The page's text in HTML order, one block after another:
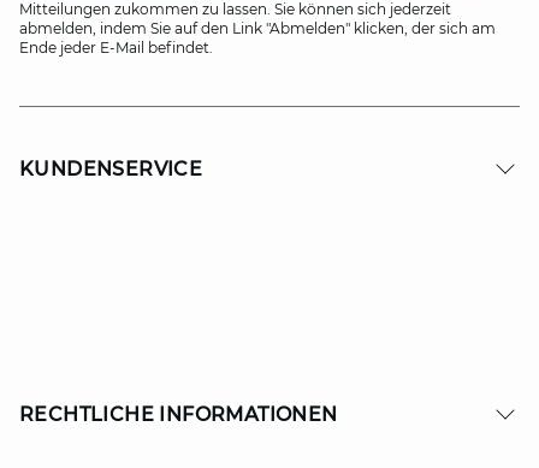
Mitteilungen zukommen zu lassen. Sie können sich jederzeit
abmelden, indem Sie auf den Link "Abmelden" klicken, der sich am
Ende jeder E-Mail befindet.
KUNDENSERVICE
RECHTLICHE INFORMATIONEN